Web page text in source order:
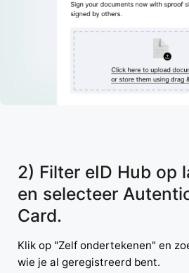
2) Filter eID Hub op
en selecteer
Card.
Klik op "Zelf ondertekenen" en
wie je al geregistreerd bent.